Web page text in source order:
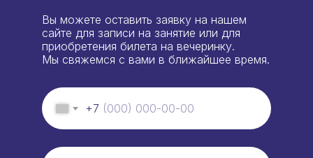
Вы можете оставить заявку на нашем
сайте для записи на занятие или для
приобретения билета на вечеринку.
Мы свяжемся с вами в ближайшее время.
+7